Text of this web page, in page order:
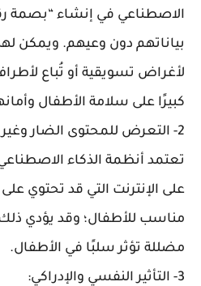
الاصطناعي في إنشاء “بصمة
بياناتهم دون وعيهم. ويمكن
لأغراض تسويقية أو تُباع
كبيرًا على سلامة الأطفال
2- التعرض للمحتوى الضار وغير المناسب:
تعتمد أنظمة الذكاء الاصطناعي
على الإنترنت التي قد تحتوي
مناسب للأطفال؛ وقد يؤدي
مضللة تؤثر سلبًا في الأطفال.
3- التأثير النفسي والإدراكي: